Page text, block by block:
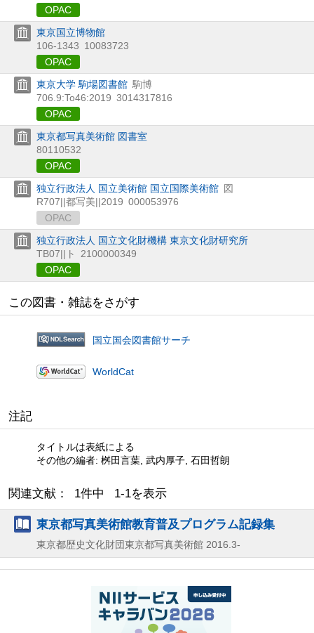
OPAC
東京国立博物館
106-1343 10083723
OPAC
東京大学 駒場図書館 駒博
706.9:To46:2019 3014317816
OPAC
東京都写真美術館 図書室
80110532
OPAC
独立行政法人 国立美術館 国立国際美術館 図
R707||都写美||2019 000053976
OPAC
独立行政法人 国立文化財機構 東京文化財研究所
TB07||ト
2100000349
OPAC
この図書・雑誌をさがす
国立国会図書館サーチ
WorldCat
注記
タイトルは表紙による
その他の編者: 桝田言葉, 武内厚子, 石田哲朗
関連文献： 1件中 1-1を表示
東京都写真美術館教育普及プログラム記録集
東京都歴史文化財団東京都写真美術館 2016.3-